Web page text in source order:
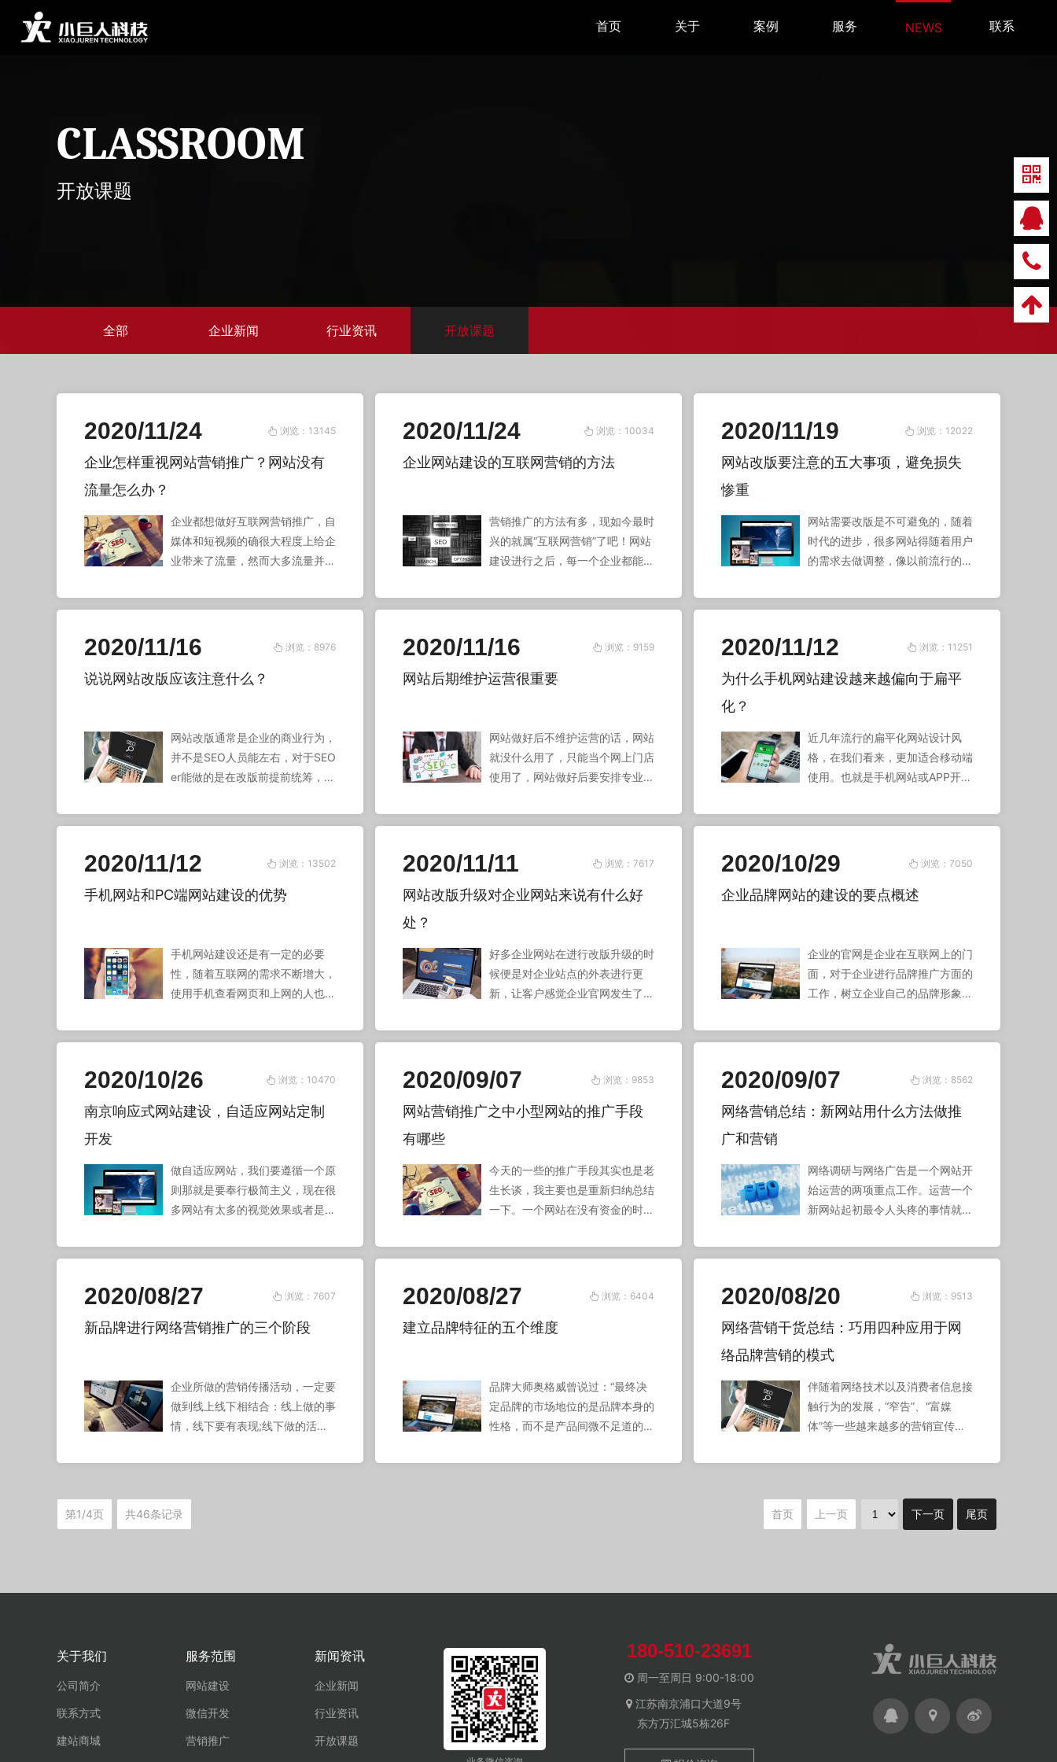
首页 关于 案例 服务 NEWS 联系
CLASSROOM
开放课题
全部 企业新闻 行业资讯 开放课题
2020/11/24 浏览：13145
企业怎样重视网站营销推广？网站没有
流量怎么办？
企业都想做好互联网营销推广，自
媒体和短视频的确很大程度上给企
业带来了流量，然而大多流量并不
却并没有发挥作用。
2020/11/24 浏览：10034
企业网站建设的互联网营销的方法
营销推广的方法有多，现如今最时
兴的就属“互联网营销”了吧！网站
建设进行之后，每一个企业都能够
营销，一个有整体实力的企业网站
优劣，这句话一点不算过，假如说
你的公司找的建站公司，给你开发
设计的网址没什么营销推广性，而
公司产生营销推广经济效益。
2020/11/19 浏览：12022
网站改版要注意的五大事项，避免损失
惨重
网站需要改版是不可避免的，随着
时代的进步，很多网站得随着用户
的需求去做调整，像以前流行的网
在当我们在改版网站的时候，需要
2020/11/16 浏览：8976
说说网站改版应该注意什么？
网站改版通常是企业的商业行为，
并不是SEO人员能左右，对于SEO
er能做的是在改版前提前统筹，策
的点思考全面，避免频繁改版。
2020/11/16 浏览：9159
网站后期维护运营很重要
网站做好后不维护运营的话，网站
就没什么用了，只能当个网上门店
使用了，网站做好后要安排专业人
容，多编辑一些原创文章和设计拍
内容有利于百度等搜索引擎抓取收
录，网站内容要丰富，网站内容丰
富的话就会提高网站质量与网站权
2020/11/12 浏览：11251
为什么手机网站建设越来越偏向于扁平
化？
近几年流行的扁平化网站设计风
格，在我们看来，更加适合移动端
使用。也就是手机网站或APP开
向于扁平化？
2020/11/12 浏览：13502
手机网站和PC端网站建设的优势
手机网站建设还是有一定的必要
性，随着互联网的需求不断增大，
使用手机查看网页和上网的人也会
机网站顺应了时代潮流。在未来，
的发展会变得更加便捷，带给人们
更多的体验。
2020/11/11 浏览：7617
网站改版升级对企业网站来说有什么好
处？
好多企业网站在进行改版升级的时
候便是对企业站点的外表进行更
新，让客户感觉企业官网发生了一
并没有牵涉到企业网站里面的栏目
2020/10/29 浏览：7050
企业品牌网站的建设的要点概述
企业的官网是企业在互联网上的门
面，对于企业进行品牌推广方面的
工作，树立企业自己的品牌形象方
用。所以网站建设的好坏，直接影
网建设的要点有哪些呢，一起来看
看吧。
2020/10/26 浏览：10470
南京响应式网站建设，自适应网站定制
开发
做自适应网站，我们要遵循一个原
则那就是要奉行极简主义，现在很
多网站有太多的视觉效果或者是一
累，所以极简主义的设计就开始慢
的问题就是怎么设计一个非常简单
而又实用的网站。
2020/09/07 浏览：9853
网站营销推广之中小型网站的推广手段
有哪些
今天的一些的推广手段其实也是老
生长谈，我主要也是重新归纳总结
一下。一个网站在没有资金的时
量。SEO就是最好的手段，而且娱
合做。因为这些类型的网站的关键
词，不像电子商务网站的那些关键
词，是会直接产生经济效益的，所
2020/09/07 浏览：8562
网络营销总结：新网站用什么方法做推
广和营销
网络调研与网络广告是一个网站开
始运营的两项重点工作。运营一个
新网站起初最令人头疼的事情就是
率，让众多的人群来关注自己的网
下是我们网络营销工作室总结的几
条思路
2020/08/27 浏览：7607
新品牌进行网络营销推广的三个阶段
企业所做的营销传播活动，一定要
做到线上线下相结合：线上做的事
情，线下要有表现;线下做的活
2020/08/27 浏览：6404
建立品牌特征的五个维度
品牌大师奥格威曾说过：“最终决
定品牌的市场地位的是品牌本身的
性格，而不是产品间微不足道的差
个性。品牌个性是品牌人格化所显
2020/08/20 浏览：9513
网络营销干货总结：巧用四种应用于网
络品牌营销的模式
伴随着网络技术以及消费者信息接
触行为的发展，“窄告”、“富媒
体”等一些越来越多的营销宣传模
乱，但是万变不离其宗，归纳起来
模式。这四种营销模式是体验营
销、社区营销、病毒营销和数据库
第1/4页 共46条记录 首页 上一页 下一页 尾页
务
咨
询：
咨
询：
关于我们
公司简介
联系方式
建站商城
服务范围
网站建设
微信开发
营销推广
新闻资讯
企业新闻
行业资讯
开放课题
180-510-23691
周一至周日 9:00-18:00
江苏南京浦口大道9号
东方万汇城5栋26F